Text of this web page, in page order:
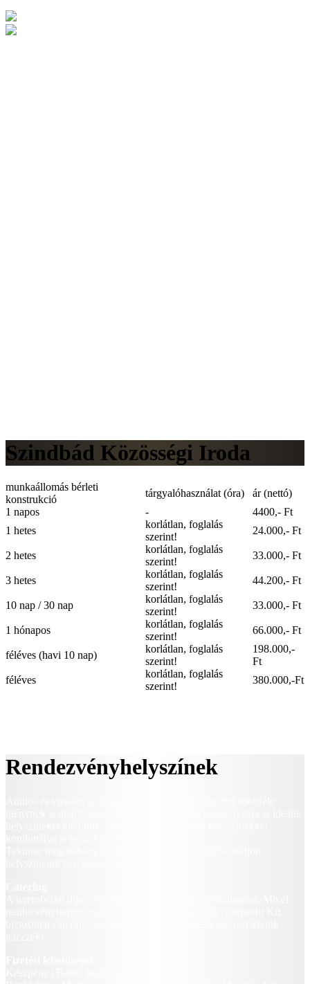
Szindbád Közösségi Iroda
munkaállomás bérleti
konstrukció
tárgyalóhasználat (óra)
ár (nettó)
1 napos
-
4400,- Ft
1 hetes
korlátlan, foglalás
szerint!
24.000,- Ft
2 hetes
korlátlan, foglalás
szerint!
33.000,- Ft
3 hetes
korlátlan, foglalás
szerint!
44.200,- Ft
10 nap / 30 nap
korlátlan, foglalás
szerint!
33.000,- Ft
1 hónapos
korlátlan, foglalás
szerint!
66.000,- Ft
féléves (havi 10 nap)
korlátlan, foglalás
szerint!
198.000,-
Ft
féléves
korlátlan, foglalás
szerint!
380.000,-Ft
Rendezvényhelyszínek